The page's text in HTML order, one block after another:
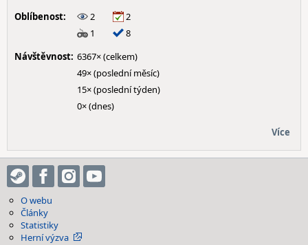
Oblíbenost:
2
2
1
8
Návštěvnost: 6367× (celkem)
49× (poslední měsíc)
15× (poslední týden)
0× (dnes)
Více
O webu
Články
Statistiky
Herní výzva